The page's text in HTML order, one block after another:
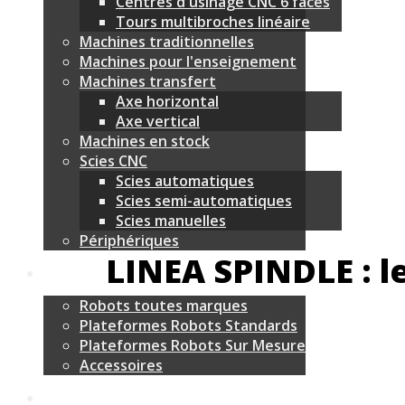
Tours multibroches linéaire
Machines traditionnelles
Machines pour l'enseignement
Machines transfert
Axe horizontal
Axe vertical
Machines en stock
Scies CNC
Scies automatiques
Scies semi-automatiques
Scies manuelles
Périphériques
Robots toutes marques
Plateformes Robots Standards
Plateformes Robots Sur Mesure
Accessoires
LINEA SPINDLE